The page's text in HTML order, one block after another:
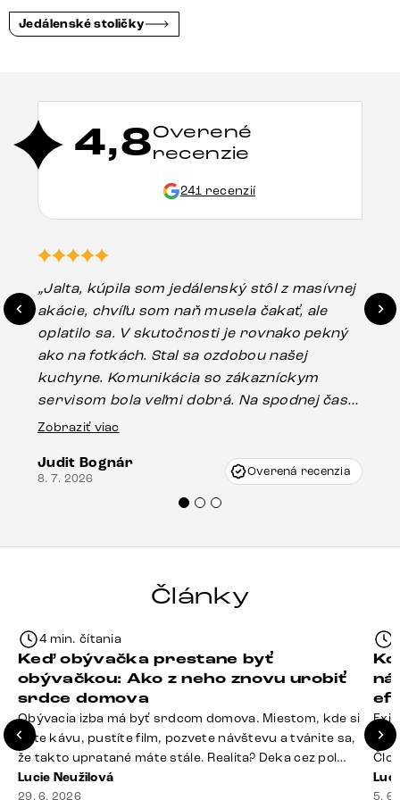
Jedálenské stoličky
4,8Overené
recenzie
241 recenzií
„Jalta, kúpila som jedálenský stôl z masívnej
akácie, chvíľu som naň musela čakať, ale
oplatilo sa. V skutočnosti je rovnako pekný
ako na fotkách. Stal sa ozdobou našej
kuchyne. Komunikácia so zákazníckym
servisom bola veľmi dobrá. Na spodnej časti
stola bolo malé poškodenie, pravdepodobne
Vincze pri riešení mojej záležitosti pristúpili
veľmi korektne. Odporúčam produkty Delife
Zobraziť viac
Judit Bognár
8. 7. 2026 Overená recenzia
Články
4 min. čítania
Keď obývačka prestane byť
obývačkou: Ako z neho znovu urobiť
srdce domova
Obývacia izba má byť srdcom domova. Miestom, kde si
dáte kávu, pustíte film, pozvete návštevu a tvárite sa,
že takto upratané máte stále. Realita? Deka cez pol
sedačky, ovládač záhadne zmizol, konferenčný stolík
slúži ako odkladisko všetkého od účteniek po balzam
Lucie Neužilová
29. 6. 2026
si
5.